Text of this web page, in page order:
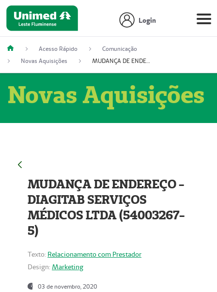
Login
Acesso Rápido
Comunicação
Novas Aquisições
MUDANÇA DE ENDEREÇO - DIAGITAB SERVIÇOS MÉDICOS LTDA (54003267-5)
Novas Aquisições
MUDANÇA DE ENDEREÇO -
DIAGITAB SERVIÇOS
MÉDICOS LTDA (54003267-
5)
Texto: Relacionamento com Prestador
Design: Marketing
03 de novembro, 2020